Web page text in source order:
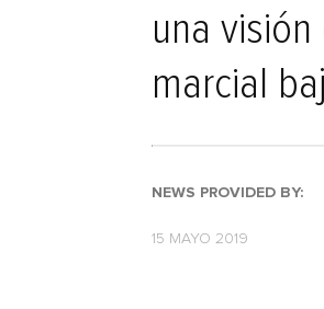
una
marcial
NEWS PROVIDED BY:
15 MAYO 2019